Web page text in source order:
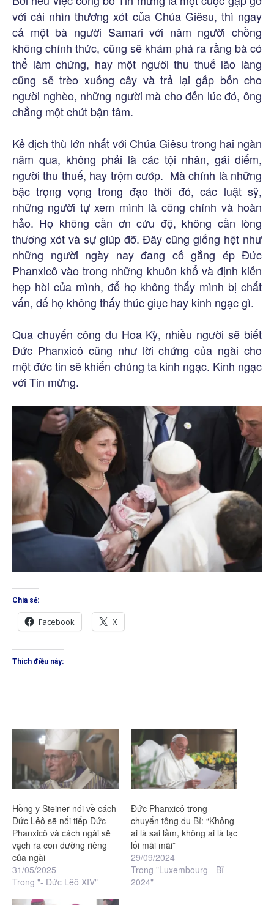
với cái nhìn thương xót của Chúa Giêsu, thì ngay
cả một bà người Samari với năm người chồng
không chính thức, cũng sẽ khám phá ra rằng bà có
thể làm chứng, hay một người thu thuế lão làng
cũng sẽ trèo xuống cây và trả lại gấp bốn cho
người nghèo, những người mà cho đến lúc đó, ông
chẳng một chút bận tâm.
Kẻ địch thù lớn nhất với Chúa Giêsu trong hai ngàn
năm qua, không phải là các tội nhân, gái điếm,
người thu thuế, hay trộm cướp. Mà chính là những
bậc trọng vọng trong đạo thời đó, các luật sỹ,
những người tự xem mình là công chính và hoàn
hảo. Họ không cần ơn cứu độ, không cần lòng
thương xót và sự giúp đỡ. Đây cũng giống hệt như
những người ngày nay đang cố gắng ép Đức
Phanxicô vào trong những khuôn khổ và định kiến
hẹp hòi của mình, để họ không thấy mình bị chất
vấn, để họ không thấy thúc giục hay kinh ngạc gì.
Qua chuyến công du Hoa Kỳ, nhiều người sẽ biết
Đức Phanxicô cũng như lời chứng của ngài cho
một đức tin sẽ khiến chúng ta kinh ngạc. Kinh ngạc
với Tin mừng.
Chia sẻ:
Facebook X
Thích điều này:
Hồng y Steiner nói về cách
Đức Lêô sẽ nối tiếp Đức
Phanxicô và cách ngài sẽ
vạch ra con đường riêng
của ngài
31/05/2025
Trong "- Đức Lêô XIV"
Đức Phanxicô trong
chuyến tông du Bỉ: “Không
ai là sai lầm, không ai là lạc
lối mãi mãi”
29/09/2024
Trong "Luxembourg - Bỉ
2024"